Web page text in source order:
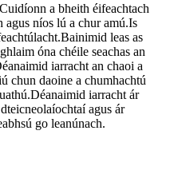
a bheith éifeachtach
agus níos lú a chur amú.Is
leas as
óna chéile seachas an
iarracht an chaoi a
chun daoine a chumhachtú
iarracht ár
agus ár
go leanúnach.